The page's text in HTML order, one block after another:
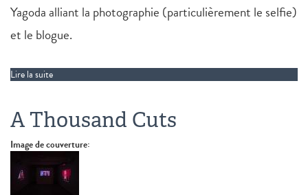
Yagoda alliant la photographie (particulièrement le selfie)
et le blogue.
Lire la suite
A Thousand Cuts
Image de couverture: